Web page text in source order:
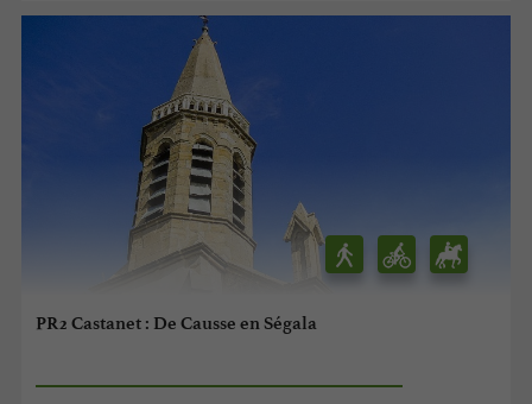
PR2 Castanet : De Causse en Ségala